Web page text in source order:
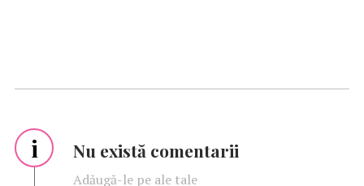
i Nu există comentarii
Adăugă-le pe ale tale